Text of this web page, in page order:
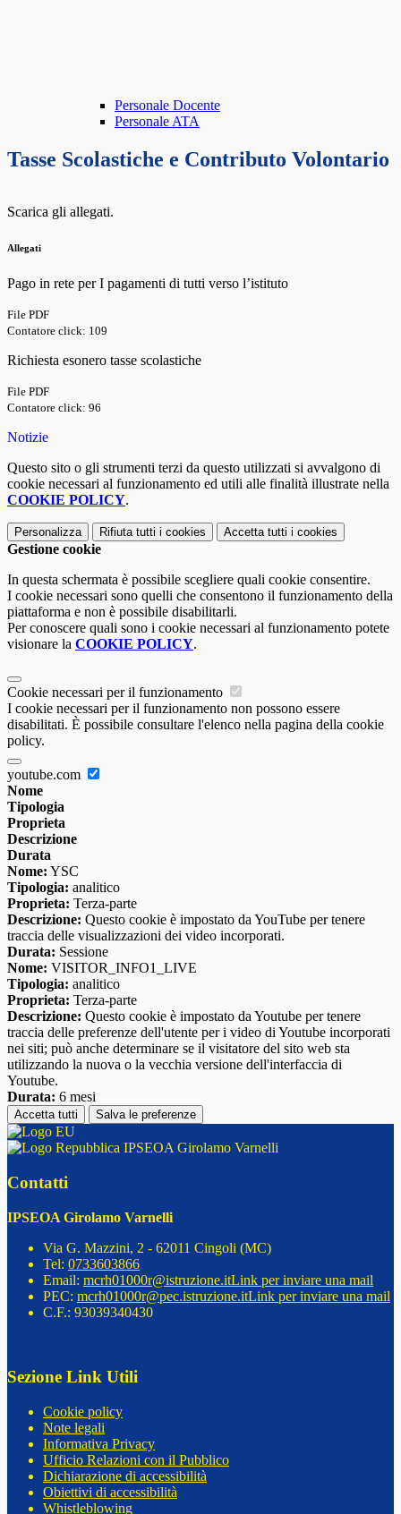
Personale Docente
Personale ATA
Tasse Scolastiche e Contributo Volontario
Scarica gli allegati.
Allegati
Pago in rete per I pagamenti di tutti verso l’istituto
File PDF
Contatore click: 109
Richiesta esonero tasse scolastiche
File PDF
Contatore click: 96
Notizie
Questo sito o gli strumenti terzi da questo utilizzati si avvalgono di
cookie necessari al funzionamento ed utili alle finalità illustrate nella
COOKIE POLICY.
Personalizza Rifiuta tutti i cookies Accetta tutti i cookies
Gestione cookie
In questa schermata è possibile scegliere quali cookie consentire.
I cookie necessari sono quelli che consentono il funzionamento della
piattaforma e non è possibile disabilitarli.
Per conoscere quali sono i cookie necessari al funzionamento potete
visionare la COOKIE POLICY.
Cookie necessari per il funzionamento
I cookie necessari per il funzionamento non possono essere
disabilitati. È possibile consultare l'elenco nella pagina della cookie
policy.
youtube.com
Nome
Tipologia
Proprieta
Descrizione
Durata
Nome: YSC
Tipologia: analitico
Proprieta: Terza-parte
Descrizione: Questo cookie è impostato da YouTube per tenere
traccia delle visualizzazioni dei video incorporati.
Durata: Sessione
Nome: VISITOR_INFO1_LIVE
Tipologia: analitico
Proprieta: Terza-parte
Descrizione: Questo cookie è impostato da Youtube per tenere
traccia delle preferenze dell'utente per i video di Youtube incorporati
nei siti; può anche determinare se il visitatore del sito web sta
utilizzando la nuova o la vecchia versione dell'interfaccia di
Youtube.
Durata: 6 mesi
Accetta tutti Salva le preferenze
IPSEOA Girolamo Varnelli
Contatti
IPSEOA Girolamo Varnelli
Via G. Mazzini, 2 - 62011 Cingoli (MC)
Tel: 0733603866
Email: mcrh01000r@istruzione.itLink per inviare una mail
PEC: mcrh01000r@pec.istruzione.itLink per inviare una mail
C.F.: 93039340430
Sezione Link Utili
Cookie policy
Note legali
Informativa Privacy
Ufficio Relazioni con il Pubblico
Dichiarazione di accessibilità
Obiettivi di accessibilità
Whistleblowing